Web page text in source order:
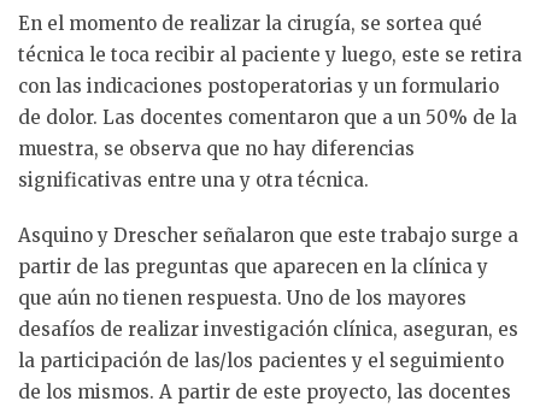
En el momento de realizar la cirugía, se sortea qué
técnica le toca recibir al paciente y luego, este se retira
con las indicaciones postoperatorias y un formulario
de dolor. Las docentes comentaron que a un 50% de la
muestra, se observa que no hay diferencias
significativas entre una y otra técnica.
Asquino y Drescher señalaron que este trabajo surge a
partir de las preguntas que aparecen en la clínica y
que aún no tienen respuesta. Uno de los mayores
desafíos de realizar investigación clínica, aseguran, es
la participación de las/los pacientes y el seguimiento
de los mismos. A partir de este proyecto, las docentes